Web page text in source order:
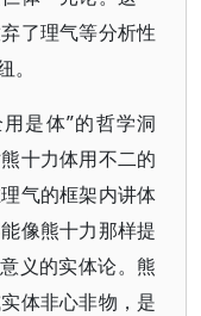
了理气等分析性
是体”的哲学洞
十力体用不二的
气的框架内讲体
像熊十力那样提
义的实体论。熊
体非心非物，是